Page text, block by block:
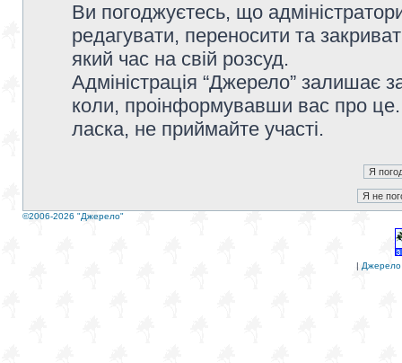
Ви погоджуєтесь, що
редагувати, переносити та
який час на свій розсуд.
Адміністрація “Джерело” залишає
коли, проінформувавши вас про
ласка, не приймайте участі.
©2006-2026 "Джерело"
| Джерело